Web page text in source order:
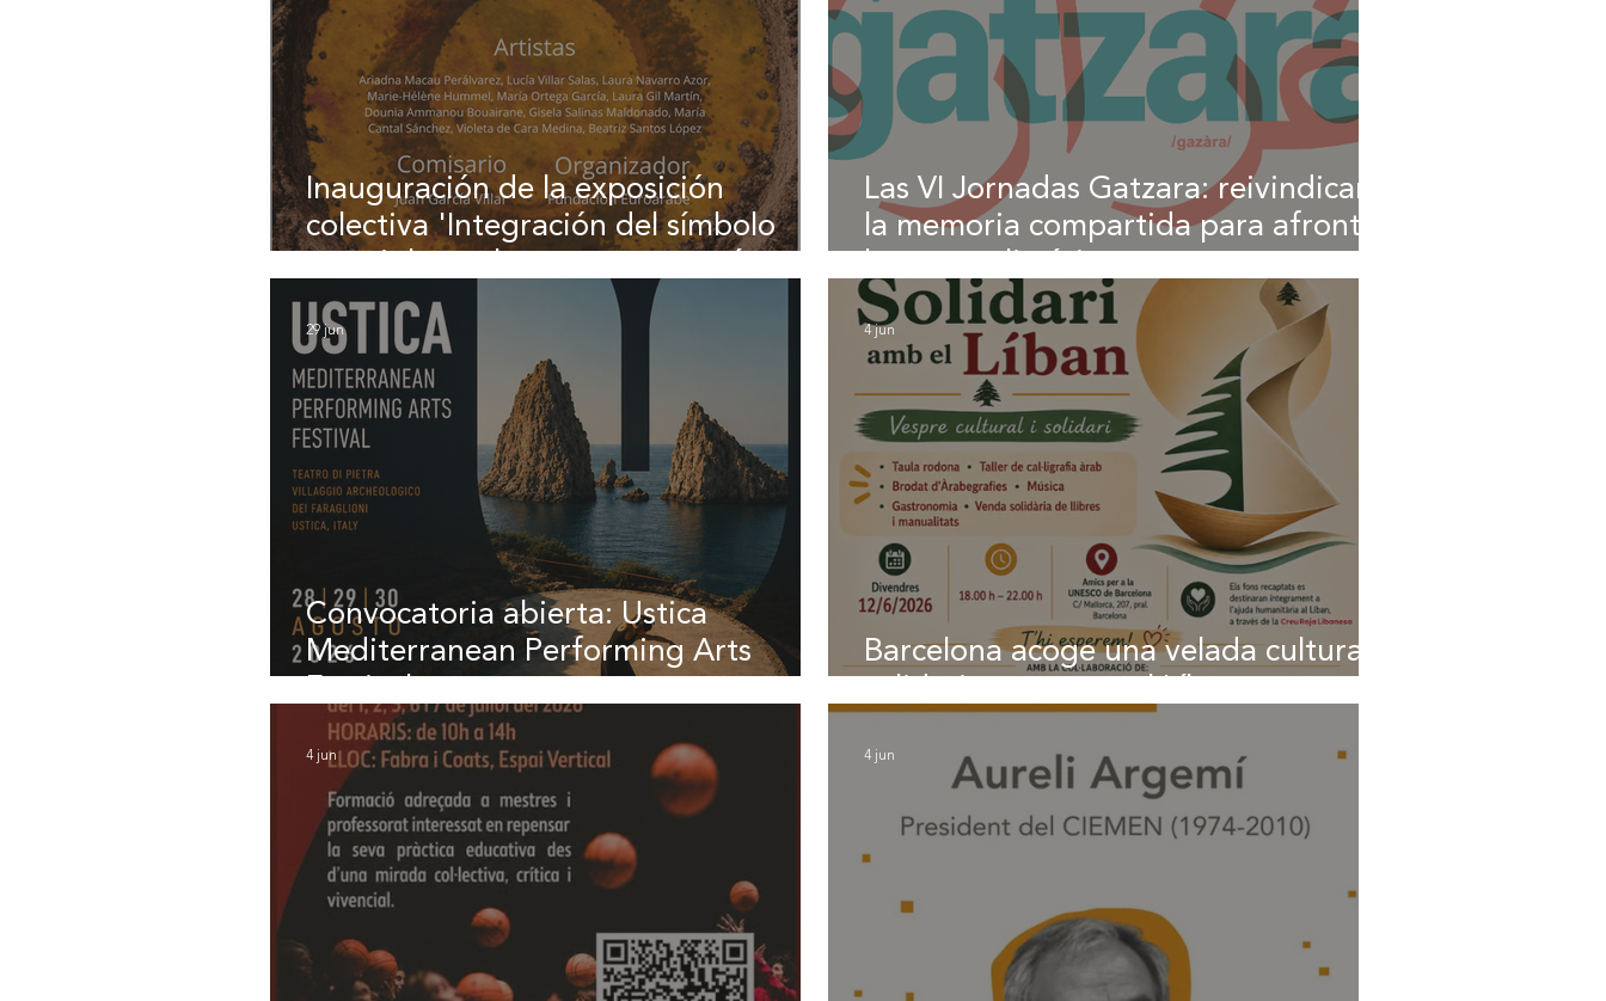
Inauguración de la exposición
colectiva 'Integración del símbolo
Las VI Jornadas Gatzara: reivindican
la memoria compartida para afrontar
Convocatoria abierta: Ustica
Mediterranean Performing Arts
29 jun
Barcelona acoge una velada cultural y
4 jun
4 jun 4 jun